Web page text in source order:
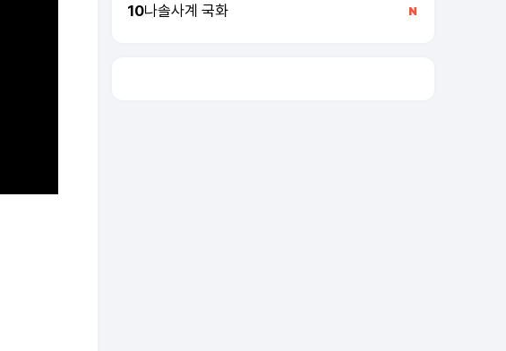
10나솔사계 국화